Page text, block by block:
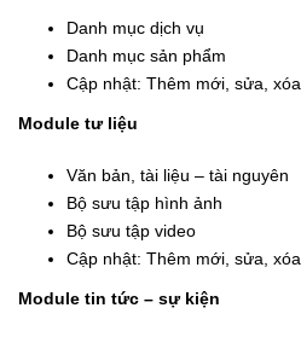
Danh mục dịch vụ
Danh mục sản phẩm
Cập nhật: Thêm mới, sửa, xóa
Module tư liệu
Văn bản, tài liệu – tài nguyên
Bộ sưu tập hình ảnh
Bộ sưu tập video
Cập nhật: Thêm mới, sửa, xóa
Module tin tức – sự kiện